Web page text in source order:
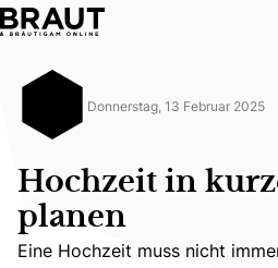
Donnerstag, 13 Februar 2025
Hochzeit in
planen
Eine Hochzeit muss nicht